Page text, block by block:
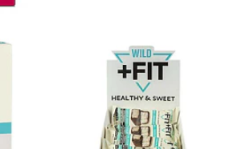
Caja 16
barrita...